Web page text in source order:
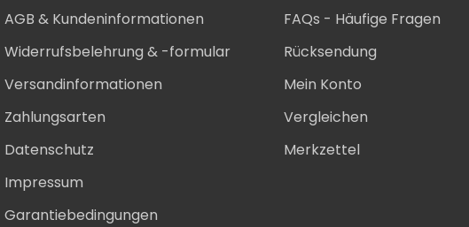
AGB & Kundeninformationen
Widerrufsbelehrung & -formular
Versandinformationen
Zahlungsarten
Datenschutz
Impressum
Garantiebedingungen
FAQs - Häufige Fragen
Rücksendung
Mein Konto
Vergleichen
Merkzettel